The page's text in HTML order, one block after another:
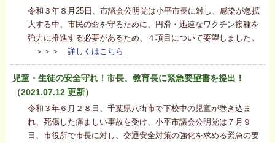
令和３年８月25日、市議会公明党は小平市長に対し、感染が急拡
大する中、市民の命を守るために、円滑・迅速なワクチン接種を
強力に推進する必要があるため、４項目について要望しました。
＞＞＞ 詳しくはこちら
児童・生徒の安全守れ！市長、教育長に緊急要望書を提出！
（2021.07.12 更新）
令和３年６月２８日、千葉県八街市で下校中の児童が巻き込ま
れ、死傷した痛ましい事故を受け、小平市議会公明党は７月９
日、市役所で市長に対し、交通安全対策の強化を求める緊急の要